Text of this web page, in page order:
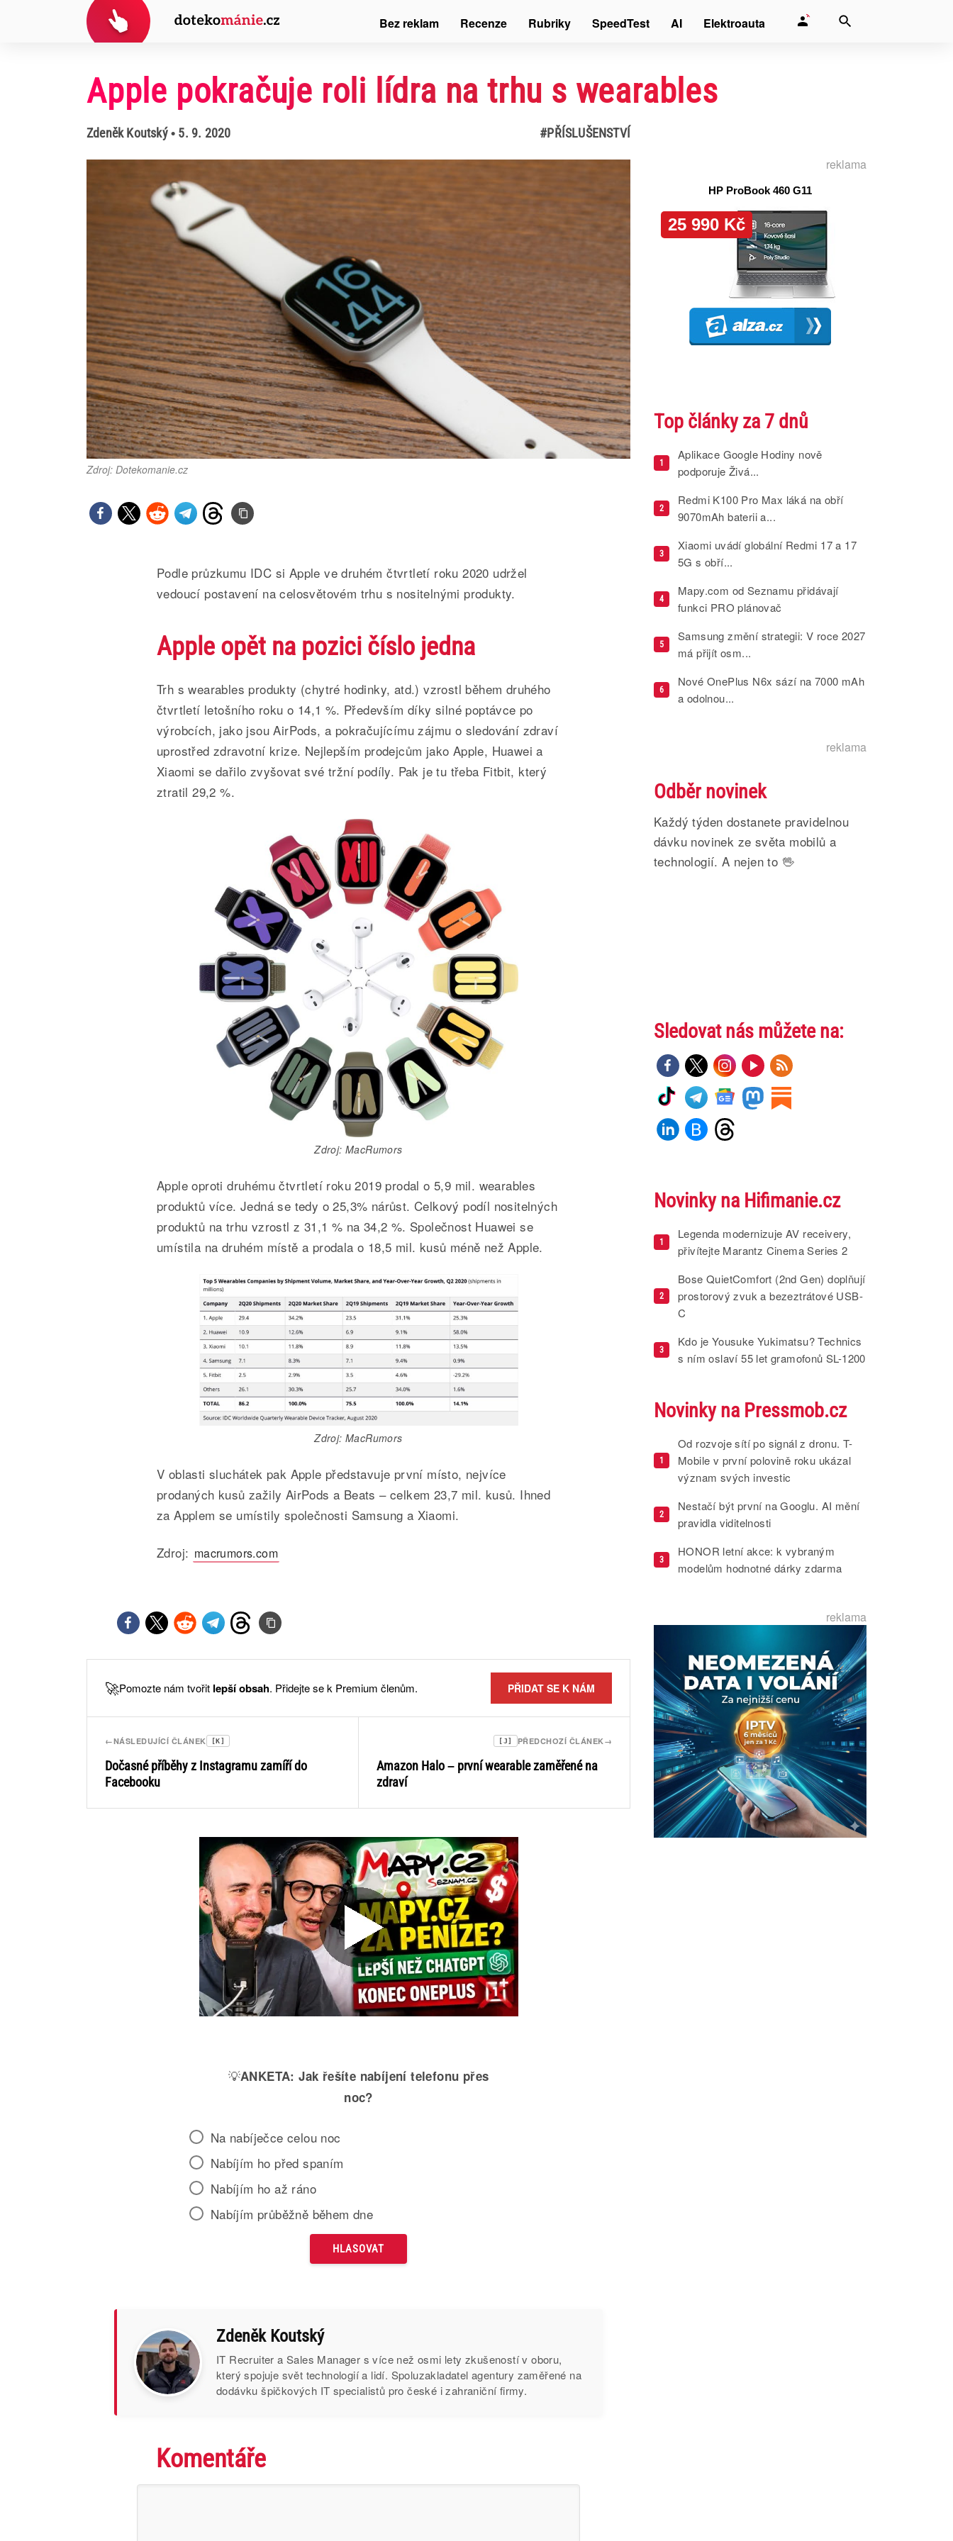
Apple pokračuje roli lídra na trhu s wearables
Zdeněk Koutský• 5. 9. 2020 #PŘÍSLUŠENSTVÍ
Zdroj: Dotekomanie.cz
Podle průzkumu IDC si Apple ve druhém čtvrtletí roku 2020 udržel
vedoucí postavení na celosvětovém trhu s nositelnými produkty.
Apple opět na pozici číslo jedna
Trh s wearables produkty (chytré hodinky, atd.) vzrostl během druhého
čtvrtletí letošního roku o 14,1 %. Především díky silné poptávce po
výrobcích, jako jsou AirPods, a pokračujícímu zájmu o sledování zdraví
uprostřed zdravotní krize. Nejlepším prodejcům jako Apple, Huawei a
Xiaomi se dařilo zvyšovat své tržní podíly. Pak je tu třeba Fitbit, který
ztratil 29,2 %.
Zdroj: MacRumors
Apple oproti druhému čtvrtletí roku 2019 prodal o 5,9 mil. wearables
produktů více. Jedná se tedy o 25,3% nárůst. Celkový podíl nositelných
produktů na trhu vzrostl z 31,1 % na 34,2 %. Společnost Huawei se
umístila na druhém místě a prodala o 18,5 mil. kusů méně než Apple.
Zdroj: MacRumors
V oblasti sluchátek pak Apple představuje první místo, nejvíce
prodaných kusů zažily AirPods a Beats – celkem 23,7 mil. kusů. Ihned
za Applem se umístily společnosti Samsung a Xiaomi.
Zdroj: macrumors.com
🚀Pomozte nám tvořit lepší obsah. Přidejte se k Premium členům. PŘIDAT SE K NÁM
←NÁSLEDUJÍCÍ ČLÁNEK [K]
Dočasné příběhy z Instagramu zamíří do
Facebooku
→
PŘEDCHOZÍ ČLÁNEK
[J]
Amazon Halo – první wearable zaměřené na
zdraví
💡ANKETA: Jak řešíte nabíjení telefonu přes
noc?
Na nabíječce celou noc
Nabíjím ho před spaním
Nabíjím ho až ráno
Nabíjím průběžně během dne
Zdeněk Koutský
IT Recruiter a Sales Manager s více než osmi lety zkušeností v oboru,
který spojuje svět technologií a lidí. Spoluzakladatel agentury zaměřené na
dodávku špičkových IT specialistů pro české i zahraniční firmy.
Komentáře
reklama
Top články za 7 dnů
1
Aplikace Google Hodiny nově
podporuje Živá...
2
Redmi K100 Pro Max láká na obří
9070mAh baterii a...
3
Xiaomi uvádí globální Redmi 17 a 17
5G s obří...
4
Mapy.com od Seznamu přidávají
funkci PRO plánovač
5
Samsung změní strategii: V roce 2027
má přijít osm...
6
Nové OnePlus N6x sází na 7000 mAh
a odolnou...
reklama
Odběr novinek
Každý týden dostanete pravidelnou
dávku novinek ze světa mobilů a
technologií. A nejen to 🖖
Sledovat nás můžete na:
Novinky na Hifimanie.cz
1
Legenda modernizuje AV receivery,
přivítejte Marantz Cinema Series 2
2
Bose QuietComfort (2nd Gen) doplňují
prostorový zvuk a bezeztrátové USB-
C
3
Kdo je Yousuke Yukimatsu? Technics
s ním oslaví 55 let gramofonů SL-1200
Novinky na Pressmob.cz
1
Od rozvoje sítí po signál z dronu. T-
Mobile v první polovině roku ukázal
význam svých investic
2
Nestačí být první na Googlu. AI mění
pravidla viditelnosti
3
HONOR letní akce: k vybraným
modelům hodnotné dárky zdarma
reklama
Bez reklam Recenze Rubriky SpeedTest AI Elektroauta